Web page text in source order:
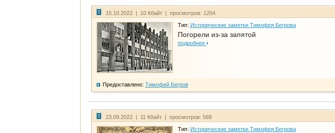
15.10.2022 | 10 Кбайт | просмотров: 1204
Тип: Исторические заметки Тимофея Бегрова
Погорели из-за запятой
подробнее
Предоставлено: Тимофей Бегров
23.09.2022 | 11 Кбайт | просмотров: 568
Тип: Исторические заметки Тимофея Бегрова